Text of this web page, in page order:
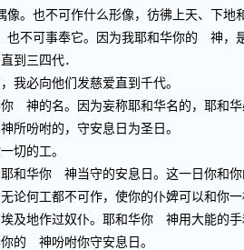
像。也不可作什么形像，彷彿上天、下地
也不可事奉它。因为我耶和华你的 神
到三四代．
我必向他们发慈爱直到千代。
你 神的名。因为妄称耶和华名的，耶和
所吩咐的，守安息日为圣日。
切的工。
耶和华你 神当守的安息日。这一日你和
论何工都不可作，使你的仆婢可以和你
埃及地作过奴仆。耶和华你 神用大能的
的 神吩咐你守安息日。